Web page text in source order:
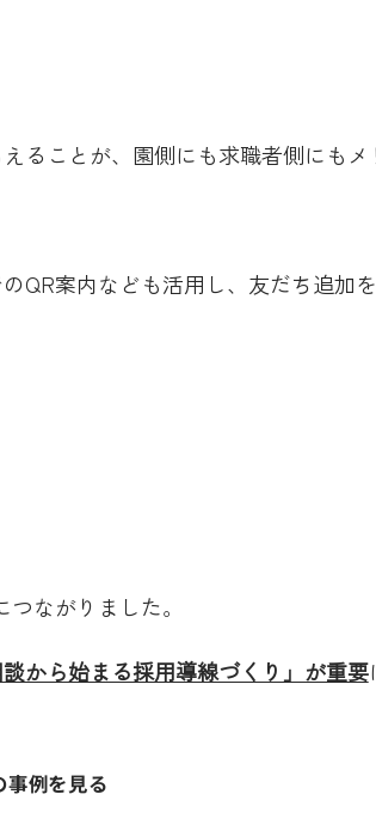
ることが、園側にも求職者側にも
QR案内なども活用し、友だち追加
ながりました。
から始まる採用導線づくり」が重要
事例を見る